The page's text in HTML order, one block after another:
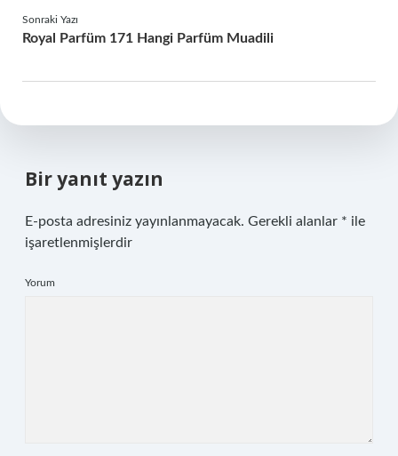
Sonraki Yazı
Royal Parfüm 171 Hangi Parfüm Muadili
Bir yanıt yazın
E-posta adresiniz yayınlanmayacak. Gerekli alanlar * ile
işaretlenmişlerdir
Yorum